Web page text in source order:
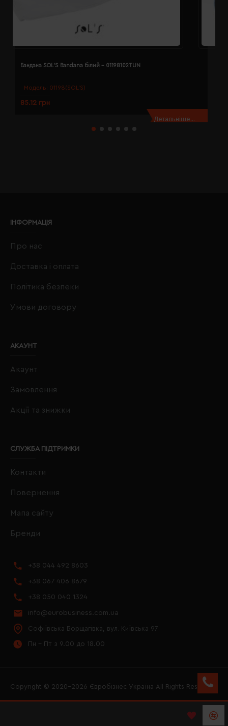
Модель: 01198(SOL’S)
Бандана SOL'S Bandana білий - 01198102TUN
85.12 грн
Детальніше...
ІНФОРМАЦІЯ
Про нас
Доставка і оплата
Політика безпеки
Умови договору
АКАУНТ
Акаунт
Замовлення
Акції та знижки
СЛУЖБА ПІДТРИМКИ
Контакти
Повернення
Мапа сайту
Бренди
+38 044 492 8603
+38 067 406 8679
+38 050 040 1324
info@eurobusiness.com.ua
Софіївська Борщагівка, вул. Київська 97
Пн - Пт з 9.00 до 18.00
Copyright © 2020–2026 Євробізнес Україна All Rights Reserved